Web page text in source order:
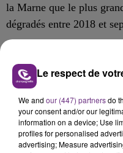
la Marne que le plus
dégradés entre 2018 et
FIL D'ACTU
Le respect de
We and our (447) partnersdo
your consent and/or our
information on a device; Use
profiles for personalised
advertising; Measure